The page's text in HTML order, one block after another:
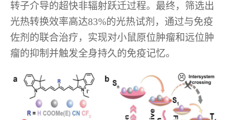
转子介导的超快非辐射跃迁过程。最终，筛选出
光热转换效率高达83%的光热试剂，通过与免疫
佐剂的联合治疗，实现对小鼠原位肿瘤和远位肿
瘤的抑制并触发全身持久的免疫记忆。